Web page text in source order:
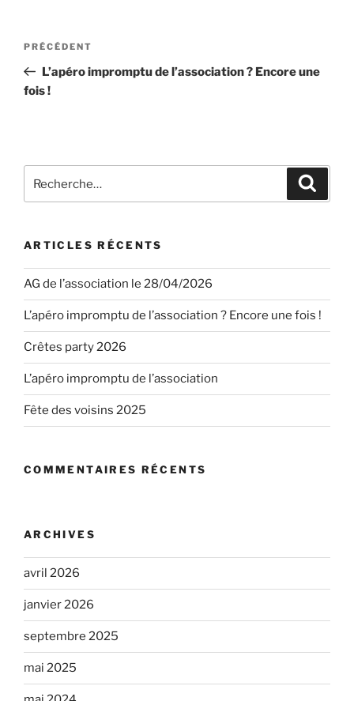
Navigation
l’article
Article
précédent
PRÉCÉDENT
L’apéro impromptu de l’association ? Encore une
fois !
pour
ARTICLES RÉCENTS
AG de l’association le 28/04/2026
L’apéro impromptu de l’association ? Encore une fois !
Crêtes party 2026
L’apéro impromptu de l’association
Fête des voisins 2025
COMMENTAIRES RÉCENTS
ARCHIVES
avril 2026
janvier 2026
septembre 2025
mai 2025